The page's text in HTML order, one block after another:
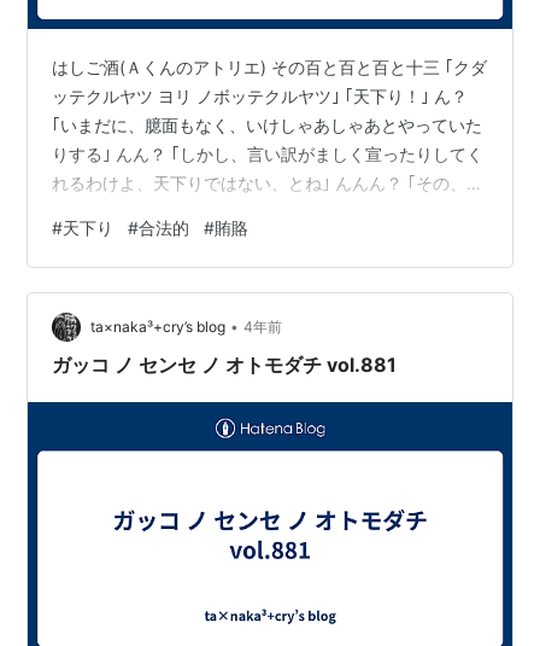
はしご酒(Ａくんのアトリエ) その百と百と百と十三 ｢クダ
ッテクルヤツ ヨリ ノボッテクルヤツ｣ ｢天下り！｣ ん？
｢いまだに、臆面もなく、いけしゃあしゃあとやっていた
りする｣ んん？ ｢しかし、言い訳がましく宣ったりしてく
れるわけよ、天下りではない、とね｣ んんん？ ｢その、高
の結果として天下りのように見えているに過ぎない、と
いうことらしい｣ んんんん？ ｢本気で言っているのかよ、
って話だよな｣ ｢で、でも、その天下り、もう、法的に、
ダメになったのではないのですか｣ するとＡくん、ノンノ
ンノンノンノンと人差し指を目の前で小さく左右に振り
#天下り #合法的 #賄賂
ta×naka³+cry’s blog • 4年前
ガッコ ノ センセ ノ オトモダチ vol.881